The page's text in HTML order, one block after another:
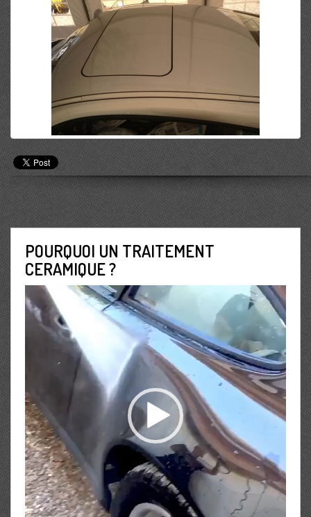
POURQUOI UN TRAITEMENT
CERAMIQUE ?
Lecteur
vidéo